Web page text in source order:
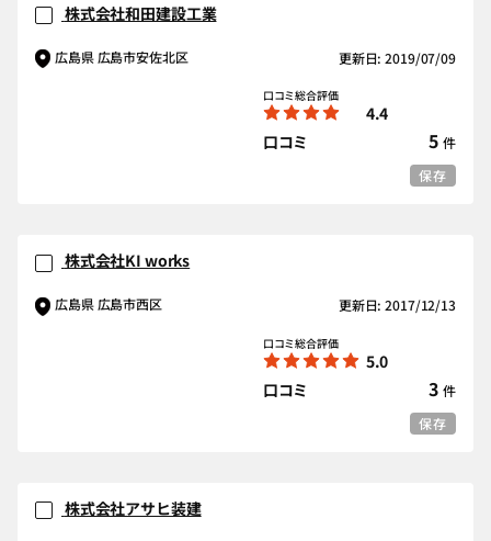
株式会社和田建設工業
広島県 広島市安佐北区 更新日: 2019/07/09
口コミ総合評価
4.4
口コミ
5 件
保存
株式会社KI works
広島県 広島市西区 更新日: 2017/12/13
口コミ総合評価
5.0
口コミ
3 件
保存
株式会社アサヒ装建